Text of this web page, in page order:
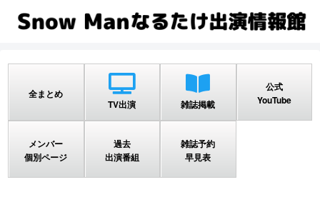
全まとめ
TV出演
雑誌掲載
公式
YouTube
メンバー
個別ページ
過去
出演番組
雑誌予約
早見表